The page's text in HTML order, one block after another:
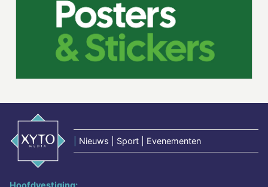
Nieuws | Sport | Evenementen